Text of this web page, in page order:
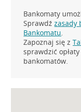
Bankomaty
Sprawdźzasady
Bankomatu.
Zapoznaj się z
sprawdzić
bankomatów.